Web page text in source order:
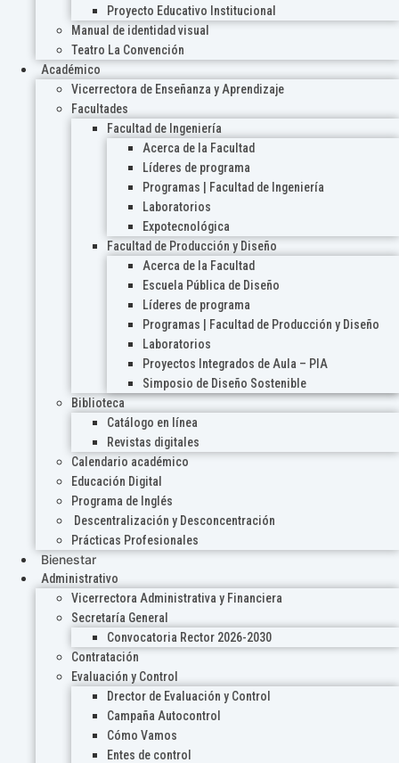
Proyecto Educativo Institucional
Manual de identidad visual
Teatro La Convención
Académico
Vicerrectora de Enseñanza y Aprendizaje
Facultades
Facultad de Ingeniería
Acerca de la Facultad
Líderes de programa
Programas | Facultad de Ingeniería
Laboratorios
Expotecnológica
Facultad de Producción y Diseño
Acerca de la Facultad
Escuela Pública de Diseño
Líderes de programa
Programas | Facultad de Producción y Diseño
Laboratorios
Proyectos Integrados de Aula – PIA
Simposio de Diseño Sostenible
Biblioteca
Catálogo en línea
Revistas digitales
Calendario académico
Educación Digital
Programa de Inglés
Descentralización y Desconcentración
Prácticas Profesionales
Bienestar
Administrativo
Vicerrectora Administrativa y Financiera
Secretaría General
Convocatoria Rector 2026-2030
Contratación
Evaluación y Control
Drector de Evaluación y Control
Campaña Autocontrol
Cómo Vamos
Entes de control